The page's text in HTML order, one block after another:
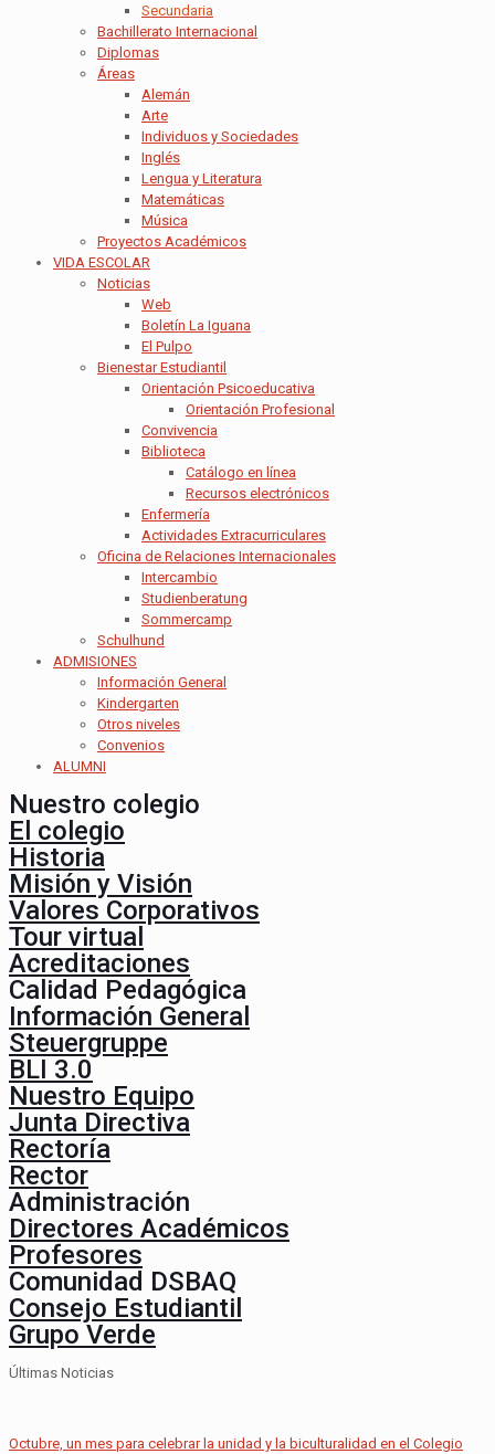
Secundaria
Bachillerato Internacional
Diplomas
Áreas
Alemán
Arte
Individuos y Sociedades
Inglés
Lengua y Literatura
Matemáticas
Música
Proyectos Académicos
VIDA ESCOLAR
Noticias
Web
Boletín La Iguana
El Pulpo
Bienestar Estudiantil
Orientación Psicoeducativa
Orientación Profesional
Convivencia
Biblioteca
Catálogo en línea
Recursos electrónicos
Enfermería
Actividades Extracurriculares
Oficina de Relaciones Internacionales
Intercambio
Studienberatung
Sommercamp
Schulhund
ADMISIONES
Información General
Kindergarten
Otros niveles
Convenios
ALUMNI
Nuestro colegio
El colegio
Historia
Misión y Visión
Valores Corporativos
Tour virtual
Acreditaciones
Calidad Pedagógica
Información General
Steuergruppe
BLI 3.0
Nuestro Equipo
Junta Directiva
Rectoría
Rector
Administración
Directores Académicos
Profesores
Comunidad DSBAQ
Consejo Estudiantil
Grupo Verde
Últimas Noticias
Octubre, un mes para celebrar la unidad y la biculturalidad en el Colegio